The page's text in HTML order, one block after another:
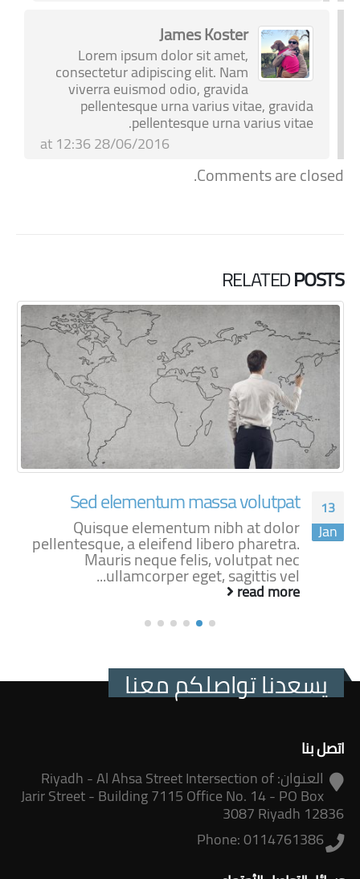
James Koster
Lorem ipsum dolor sit amet,
consectetur adipiscing elit. Nam
viverra euismod odio, gravida
pellentesque urna varius vitae, gravida
pellentesque urna varius vitae.
28/06/2016 at 12:36
Comments are closed.
RELATEDPOSTS
13
Jan
Aliquam erat volutpat
Quisque elementum nibh at dolor
pellentesque, a eleifend libero pharetra.
Mauris neque felis, volutpat nec
ullamcorper eget, sagittis vel...
read more
يسعدنا تواصلكم معنا
اتصل بنا
العنوان:Riyadh - Al Ahsa Street Intersection of
Jarir Street - Building 7115 Office No. 14 - PO Box
3087 Riyadh 12836
Phone:0114761386